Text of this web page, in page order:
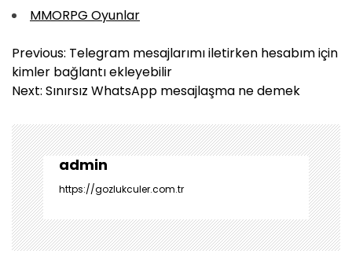
MMORPG Oyunlar
Y
a
z
g
e
z
i
n
m
e
Previous: Telegram mesajlarımı iletirken hesabım için
kimler bağlantı ekleyebilir
Next: Sınırsız WhatsApp mesajlaşma ne demek
admin
https://gozlukculer.com.tr